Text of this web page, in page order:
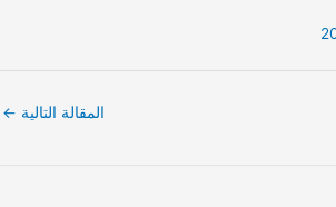
المقالة التالية ←